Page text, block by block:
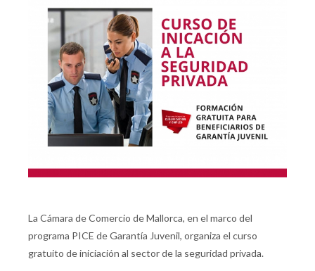
La Cámara de Comercio de Mallorca, en el marco del
programa PICE de Garantía Juvenil, organiza el curso
gratuito de iniciación al sector de la seguridad privada.